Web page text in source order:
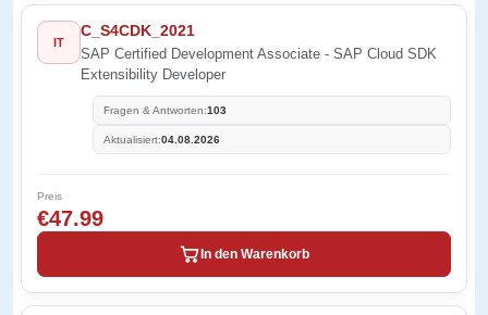
IT
C_S4CDK_2021
SAP Certified Development Associate - SAP Cloud SDK
Extensibility Developer
Fragen & Antworten:103
Aktualisiert:04.08.2026
Preis
€47.99
In den Warenkorb